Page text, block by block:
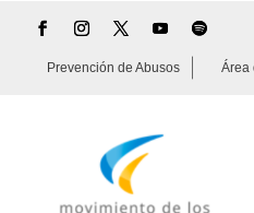
Prevención de Abusos Área